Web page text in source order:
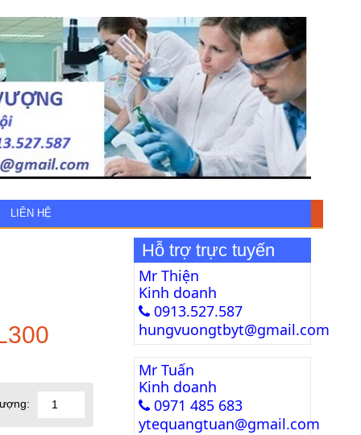
LIÊN HỆ
Hỗ trợ trực tuyến
Mr Thiện
Kinh doanh
0913.527.587
hungvuongtbyt@gmail.com
Mr Tuấn
Kinh doanh
0971 485 683
ytequangtuan@gmail.com